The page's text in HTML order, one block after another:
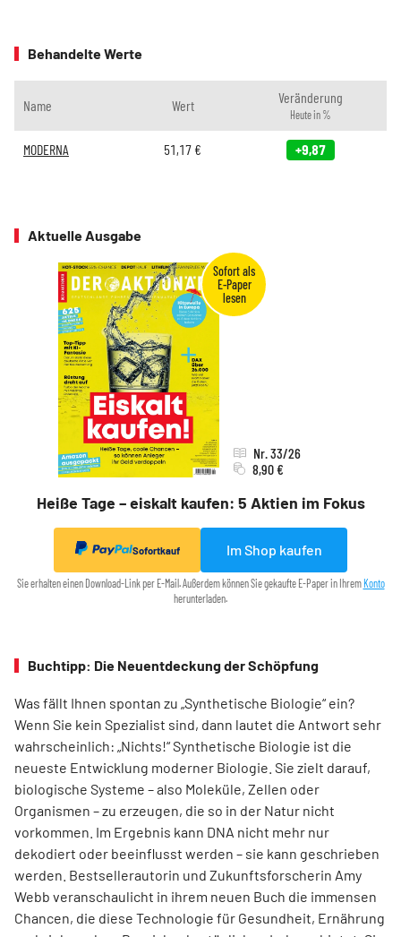
Behandelte Werte
Name Wert Veränderung
Heute in %
MODERNA 51,17 € +9,87
Aktuelle Ausgabe
Heiße Tage – eiskalt kaufen: 5 Aktien im Fokus
Nr. 33/26
8,90 €
Sofortkauf Im Shop kaufen
Sie erhalten einen Download-Link per E-Mail. Außerdem können Sie gekaufte E-Paper in Ihrem Konto
herunterladen.
Buchtipp: Die Neuentdeckung der Schöpfung
Was fällt Ihnen spontan zu „Synthetische Biologie“ ein?
Wenn Sie kein Spezia­list sind, dann lautet die Antwort sehr
wahrscheinlich: „Nichts!“ Synthetische Biologie ist die
neueste Entwicklung moderner Biologie. Sie zielt darauf,
biologische Systeme – also Moleküle, Zellen oder
Organismen – zu erzeugen, die so in der Natur nicht
vorkommen. Im Ergebnis kann DNA nicht mehr nur
dekodiert oder beeinflusst werden – sie kann geschrieben
werden. Best­sellerautorin und Zukunftsforscherin Amy
Webb veranschaulicht in ihrem neuen Buch die immensen
Chancen, die diese Technologie für Gesundheit, Ernährung